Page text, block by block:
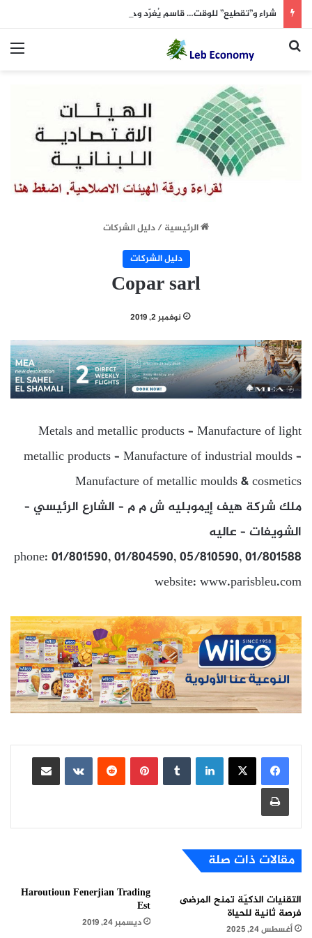
شراء و”تقطيع” للوقت… قاسم يُغرّد وحيداً (الشرق الأوسط 7 آب)
بحث عن
الرئيسية/دليل الشركات
دليل الشركات
Copar sarl
نوفمبر 2, 2019
Metals and metallic products – Manufacture of light
metallic products – Manufacture of industrial moulds –
Manufacture of metallic moulds & cosmetics
ملك شركة هيف إيموبليه ش م م – الشارع الرئيسي –
الشويفات – عاليه
phone: 01/801590, 01/804590, 05/810590, 01/801588
website: www.parisbleu.com
لينكدإن بينتيريست
مشاركة عبر البريد
طباعة
مقالات ذات صلة
التقنيات الذكيّة تمنح المرضى
فرصة ثانية للحياة
أغسطس 24, 2025
Haroutioun Fenerjian Trading
Est
ديسمبر 24, 2019